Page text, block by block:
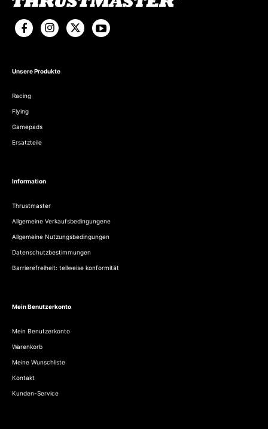
Unsere Produkte
Racing
Flying
Gamepads
Ersatzteile
Information
Thrustmaster
Allgemeine Verkaufsbedingungene
Allgemeine Nutzungsbedingungen
Datenschutzbestimmungen
Barrierefreiheit: teilweise konformität
Mein Benutzerkonto
Mein Benutzerkonto
Warenkorb
Meine Wunschliste
Kontakt
Kunden-Service